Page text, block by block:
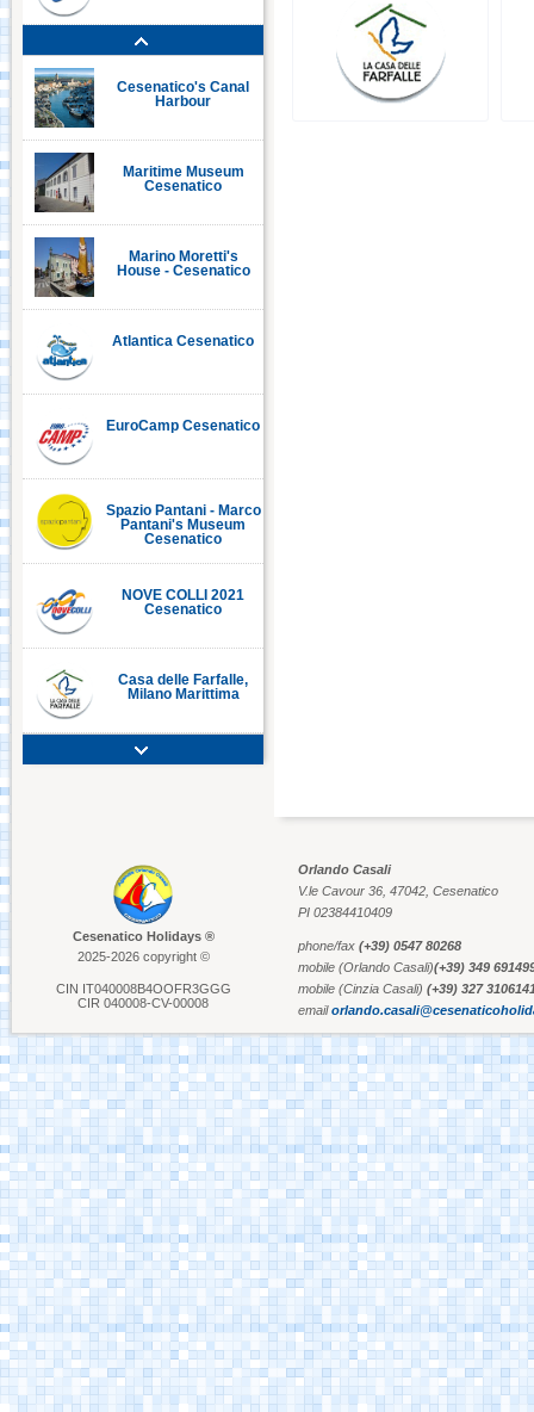
Cesenatico's Canal
Harbour
Maritime Museum
Cesenatico
Marino Moretti's
House - Cesenatico
Atlantica Cesenatico
EuroCamp Cesenatico
Spazio Pantani - Marco
Pantani's Museum
Cesenatico
NOVE COLLI 2021
Cesenatico
Casa delle Farfalle,
Milano Marittima
Adriatic Golf Club
Aquafan Riccione
Riccione
Fiabilandia Rimini
Italia in Miniatura -
Rimini
Le Navi Acquarium -
Cattolica
Cervia's Canal
Harbour
Cesenatico Holidays ®
2025-2026 copyright ©
CIN IT040008B4OOFR3GGG
CIR 040008-CV-00008
Orlando Casali
V.le Cavour 36, 47042, Cesenatico
PI 02384410409
phone/fax (+39) 0547 80268
mobile (Orlando Casali)(+39) 349
mobile (Cinzia Casali) (+39) 327
email